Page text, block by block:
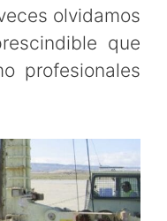
olvidamos
que
profesionales